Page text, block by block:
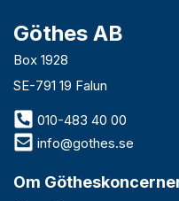
Göthes AB
Box 1928
SE-791 19 Falun
010-483 40 00
info@gothes.se
Om